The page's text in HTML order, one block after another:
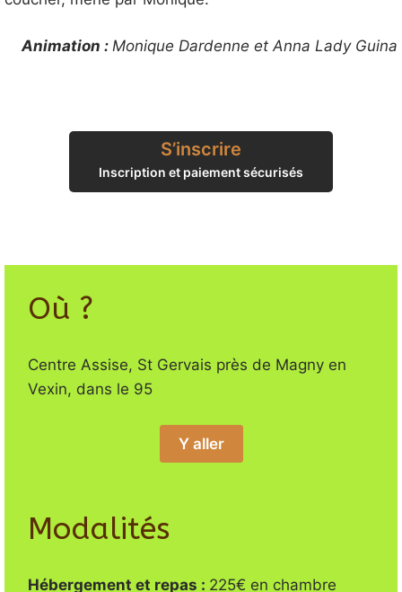
Animation : Monique Dardenne et Anna Lady Guina
S’inscrire
Inscription et paiement sécurisés
Où ?
Centre Assise, St Gervais près de Magny en
Vexin, dans le 95
Y aller
Modalités
Hébergement et repas : 225€ en chambre